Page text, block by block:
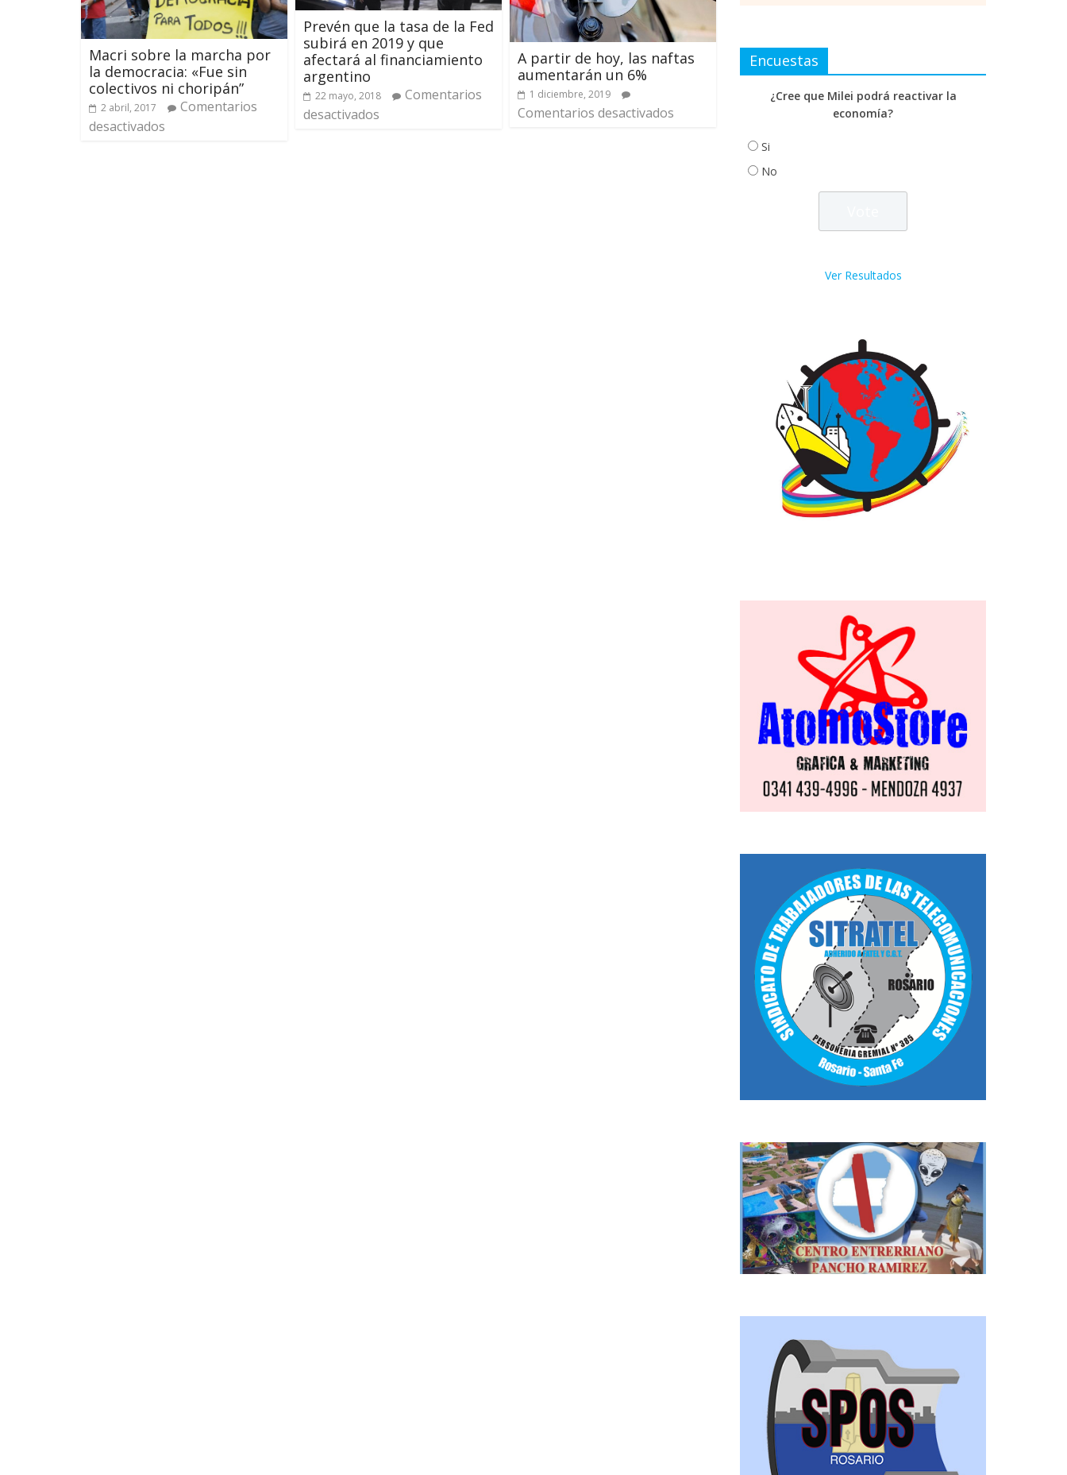
Macri sobre la marcha por
la democracia: «Fue sin
colectivos ni choripán”
2 abril, 2017
Comentarios
desactivados
Prevén que la tasa de la Fed
subirá en 2019 y que
afectará al financiamiento
argentino
22 mayo, 2018
Comentarios
desactivados
A partir de hoy, las naftas
aumentarán un 6%
1 diciembre, 2019
Comentarios desactivados
Encuestas
¿Cree que Milei podrá reactivar la
economía?
Si
No
Ver Resultados